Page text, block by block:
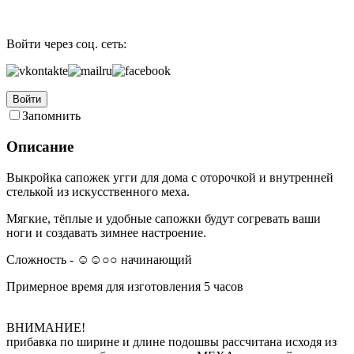
Войти через соц. сеть:
Войти
Запомнить
Описание
Выкройка сапожек угги для дома с оторочкой и внутренней
стелькой из искусственного меха.
Мягкие, тёплые и удобные сапожки будут согревать ваши
ноги и создавать зимнее настроение.
Сложность - ☺☺○○ начинающий
Примерное время для изготовления 5 часов
ВНИМАНИЕ!
прибавка по ширине и длине подошвы рассчитана исходя из